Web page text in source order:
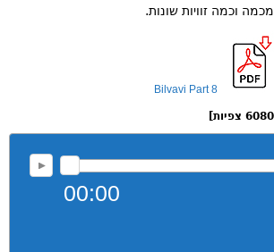
מכמה וכמה זוויות שונות.
Bilvavi Part 8
00:00